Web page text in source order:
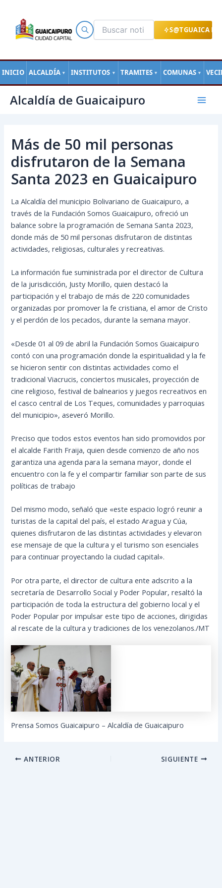
S@TGUAICA
INICIO ALCALDÍA ▼ INSTITUTOS ▼ TRAMITES ▼ COMUNAS ▼
contenido
Alcaldía de Guaicaipuro
Main
Más de 50 mil personas
disfrutaron de la Semana
Santa 2023 en Guaicaipuro
La Alcaldía del municipio Bolivariano de Guaicaipuro, a
través de la Fundación Somos Guaicaipuro, ofreció un
balance sobre la programación de Semana Santa 2023,
donde más de 50 mil personas disfrutaron de distintas
actividades, religiosas, culturales y recreativas.
La información fue suministrada por el director de Cultura
de la jurisdicción, Justy Morillo, quien destacó la
participación y el trabajo demás de 220 comunidades
organizadas por promover la fe cristiana, el amor de Cristo
y el perdón de los pecados, durante la semana mayor.
«Desde 01 al 09 de abril la Fundación Somos Guaicaipuro
contó con una programación donde la espiritualidad y la fe
se hicieron sentir con distintas actividades como el
tradicional Viacrucis, conciertos musicales, proyección de
cine religioso, festival de balnearios y juegos recreativos en
el casco central de Los Teques, comunidades y parroquias
del municipio», aseveró Morillo.
Preciso que todos estos eventos han sido promovidos por
el alcalde Farith Fraija, quien desde comienzo de año nos
garantiza una agenda para la semana mayor, donde el
encuentro con la fe y el compartir familiar son parte de sus
políticas de trabajo
Del mismo modo, señaló que «este espacio logró reunir a
turistas de la capital del país, el estado Aragua y Cúa,
quienes disfrutaron de las distintas actividades y elevaron
ese mensaje de que la cultura y el turismo son esenciales
para continuar proyectando la ciudad capital».
Por otra parte, el director de cultura ente adscrito a la
secretaría de Desarrollo Social y Poder Popular, resaltó la
participación de toda la estructura del gobierno local y el
Poder Popular por impulsar este tipo de acciones, dirigidas
al rescate de la cultura y tradiciones de los venezolanos./MT
Prensa Somos Guaicaipuro – Alcaldía de Guaicaipuro
de
ANTERIOR SIGUIENTE